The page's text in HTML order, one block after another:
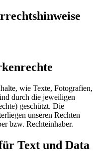
wie Texte, Fotografien,
durch die jeweiligen
geschützt. Die
unseren Rechten
bzw. Rechteinhaber.
Text und Data